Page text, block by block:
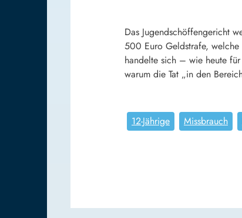
Das Jugendschöffengericht
500 Euro Geldstrafe, welche
handelte sich – wie heute
warum die Tat „in den
12-Jährige Missbrauch